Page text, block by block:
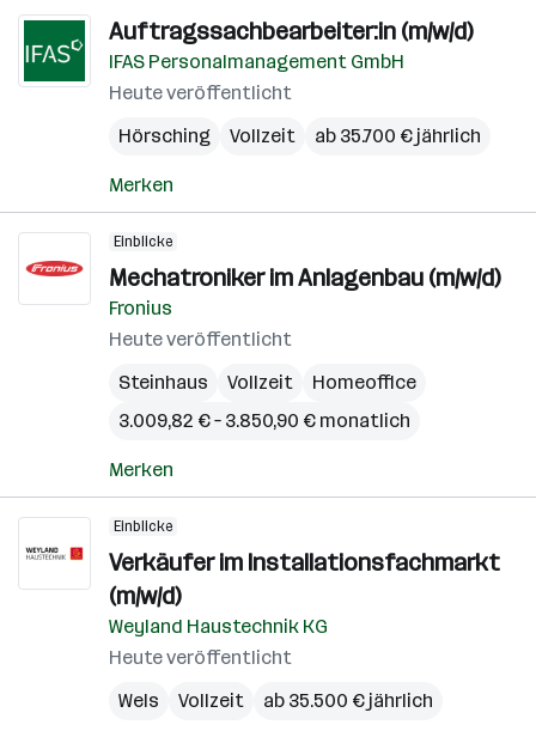
Auftragssachbearbeiter:in (m/w/d)
IFAS Personalmanagement GmbH
Heute veröffentlicht
Hörsching
Vollzeit ab 35.700 € jährlich
Merken
Einblicke
Mechatroniker im Anlagenbau (m/w/d)
Fronius
Heute veröffentlicht
Steinhaus
Vollzeit
Homeoffice
3.009,82 € – 3.850,90 € monatlich
Merken
Einblicke
Verkäufer im Installationsfachmarkt
(m/w/d)
Weyland Haustechnik KG
Heute veröffentlicht
Wels
Vollzeit ab 35.500 € jährlich